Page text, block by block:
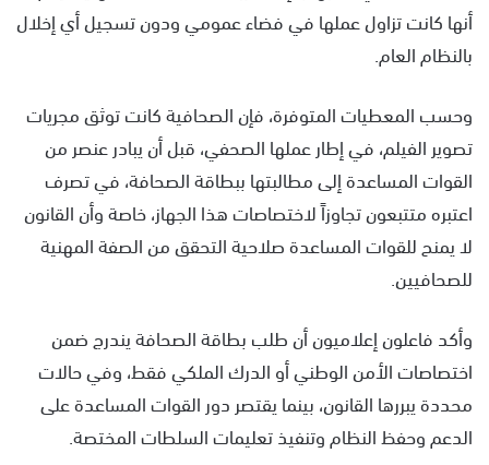
أنها كانت تزاول عملها في فضاء عمومي ودون تسجيل أي إخلال
بالنظام العام.
وحسب المعطيات المتوفرة، فإن الصحافية كانت توثق مجريات
تصوير الفيلم، في إطار عملها الصحفي، قبل أن يبادر عنصر من
القوات المساعدة إلى مطالبتها ببطاقة الصحافة، في تصرف
اعتبره متتبعون تجاوزاً لاختصاصات هذا الجهاز، خاصة وأن القانون
لا يمنح للقوات المساعدة صلاحية التحقق من الصفة المهنية
للصحافيين.
وأكد فاعلون إعلاميون أن طلب بطاقة الصحافة يندرج ضمن
اختصاصات الأمن الوطني أو الدرك الملكي فقط، وفي حالات
محددة يبررها القانون، بينما يقتصر دور القوات المساعدة على
الدعم وحفظ النظام وتنفيذ تعليمات السلطات المختصة.